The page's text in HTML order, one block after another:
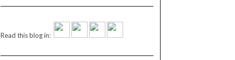
Read this blog in: